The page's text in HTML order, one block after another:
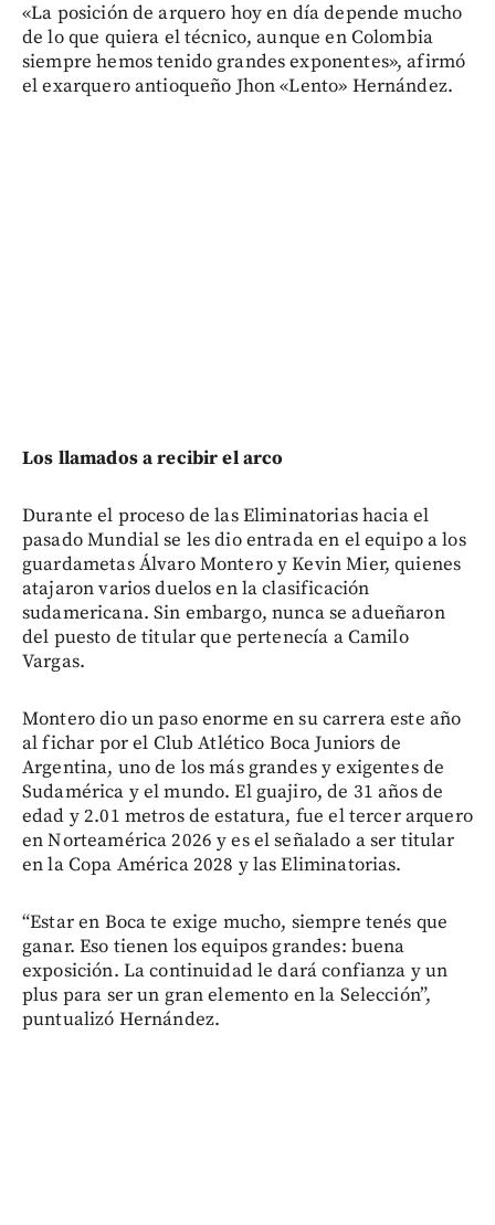
«La posición de arquero hoy en día depende mucho
de lo que quiera el técnico, aunque en Colombia
siempre hemos tenido grandes exponentes», afirmó
el exarquero antioqueño Jhon «Lento» Hernández.
Los llamados a recibir el arco
Durante el proceso de las Eliminatorias hacia el
pasado Mundial se les dio entrada en el equipo a los
guardametas Álvaro Montero y Kevin Mier, quienes
atajaron varios duelos en la clasificación
sudamericana. Sin embargo, nunca se adueñaron
del puesto de titular que pertenecía a Camilo
Vargas.
Montero dio un paso enorme en su carrera este año
al fichar por el Club Atlético Boca Juniors de
Argentina, uno de los más grandes y exigentes de
Sudamérica y el mundo. El guajiro, de 31 años de
edad y 2.01 metros de estatura, fue el tercer arquero
en Norteamérica 2026 y es el señalado a ser titular
en la Copa América 2028 y las Eliminatorias.
“Estar en Boca te exige mucho, siempre tenés que
ganar. Eso tienen los equipos grandes: buena
exposición. La continuidad le dará confianza y un
plus para ser un gran elemento en la Selección”,
puntualizó Hernández.